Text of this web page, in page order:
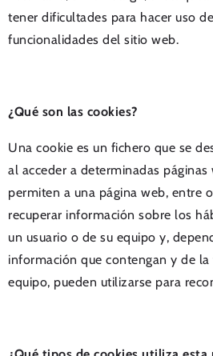
tener dificultades para hacer uso
funcionalidades del sitio web.
¿Qué son las cookies?
Una cookie es un fichero que se
al acceder a determinadas páginas
permiten a una página web, entre
recuperar información sobre los
un usuario o de su equipo y,
información que contengan y de
equipo, pueden utilizarse para